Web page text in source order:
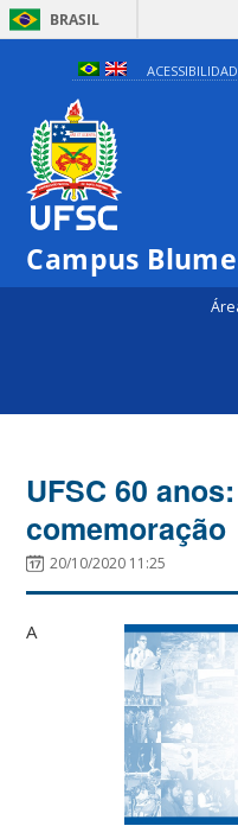
BRASIL
Campus
UFSC 60
comemoração
20/10/2020 11:25
A